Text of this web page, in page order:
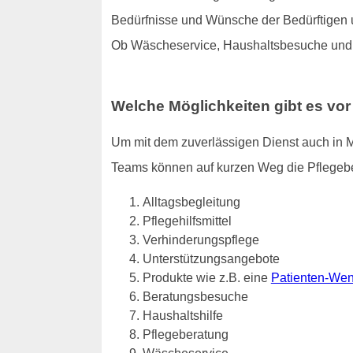
Bedürfnisse und Wünsche der
Ob Wäscheservice, Haushaltsbesuche
Welche Möglichkeiten gibt es vor
Um mit dem zuverlässigen Dienst auch in
Teams können auf kurzen Weg die
Alltagsbegleitung
Pflegehilfsmittel
Verhinderungspflege
Unterstützungsangebote
Produkte wie z.B. eine Patienten-
Beratungsbesuche
Haushaltshilfe
Pflegeberatung